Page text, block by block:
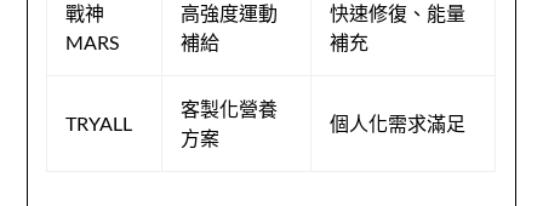
戰神
MARS
高強度運動
補給
快速修復、能量
補充
TRYALL
客製化營養
方案
個人化需求滿足